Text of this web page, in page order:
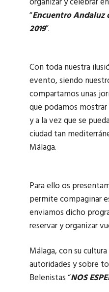
“Encuentro Andaluz
2019”.
Con toda nuestra
evento, siendo
compartamos unas
que podamos
y a la vez que se
ciudad tan
Málaga.
Para ello os
permite compaginar
enviamos dicho
reservar y organizar
Málaga, con su
autoridades y sobre
Belenistas “NOS